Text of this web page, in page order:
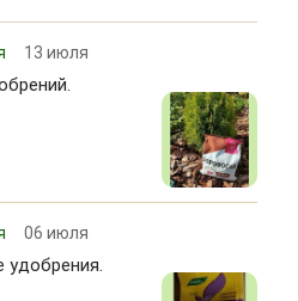
13 июля
06 июля
удобрения.